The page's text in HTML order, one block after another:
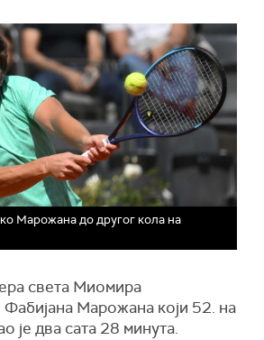
Марожана до другог кола на
света Миомира
Марожана који 52. на
је два сата 28 минута.